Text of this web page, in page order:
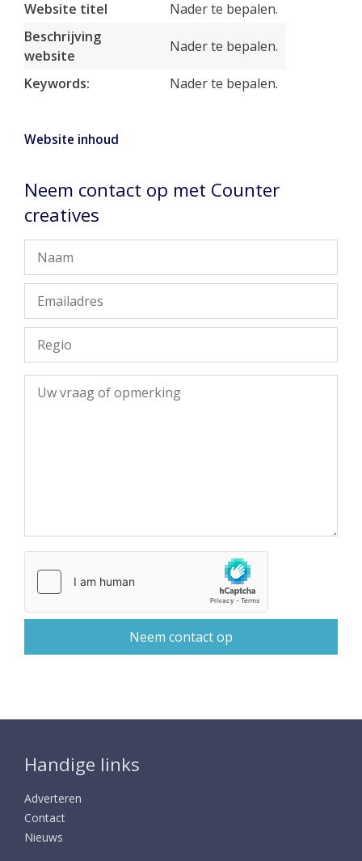
Website titel
Nader te bepalen.
Beschrijving
website
Nader te bepalen.
Keywords: Nader te bepalen.
Website inhoud
Neem contact op met Counter
creatives
Handige links
Adverteren
Contact
Nieuws